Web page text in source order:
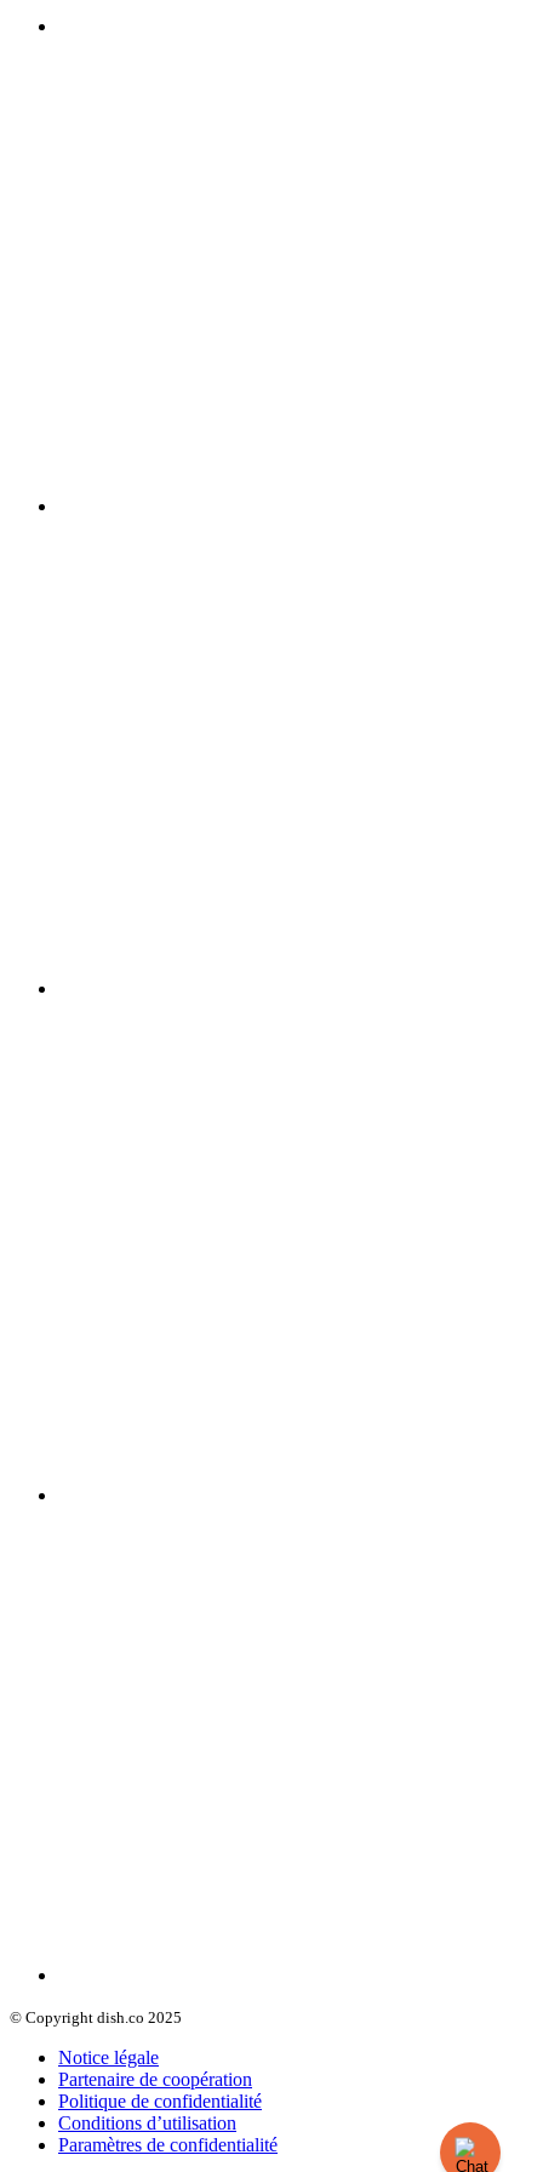
© Copyright dish.co 2025
Notice légale
Partenaire de coopération
Politique de confidentialité
Conditions d’utilisation
Paramètres de confidentialité